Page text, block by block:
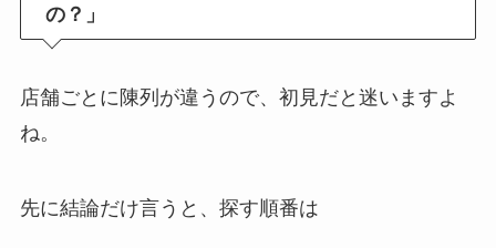
の？」
店舗ごとに陳列が違うので、初見だと迷いますよ
ね。
先に結論だけ言うと、探す順番は